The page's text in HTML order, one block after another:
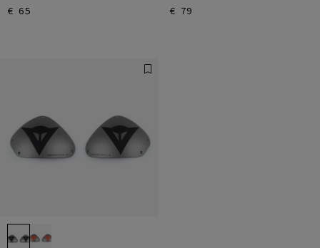
€ 65 € 79